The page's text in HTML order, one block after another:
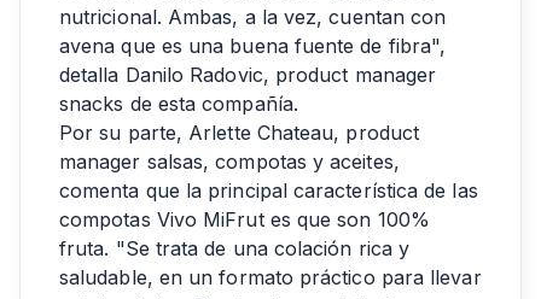
nutricional. Ambas, a la vez, cuentan con
avena que es una buena fuente de fibra",
detalla Danilo Radovic, product manager
snacks de esta compañía.
Por su parte, Arlette Chateau, product
manager salsas, compotas y aceites,
comenta que la principal característica de las
compotas Vivo MiFrut es que son 100%
fruta. "Se trata de una colación rica y
saludable, en un formato práctico para llevar